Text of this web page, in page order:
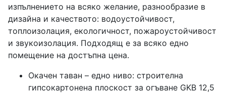
изпълнението на всяко желание, разнообразие в
дизайна и качеството: водоустойчивост,
топлоизолация, екологичност, пожароустойчивост
и звукоизолация. Подходящ е за всяко едно
помещение на достъпна цена.
Окачен таван – едно ниво: строителна
гипсокартонена плоскост за огъване GKB 12,5